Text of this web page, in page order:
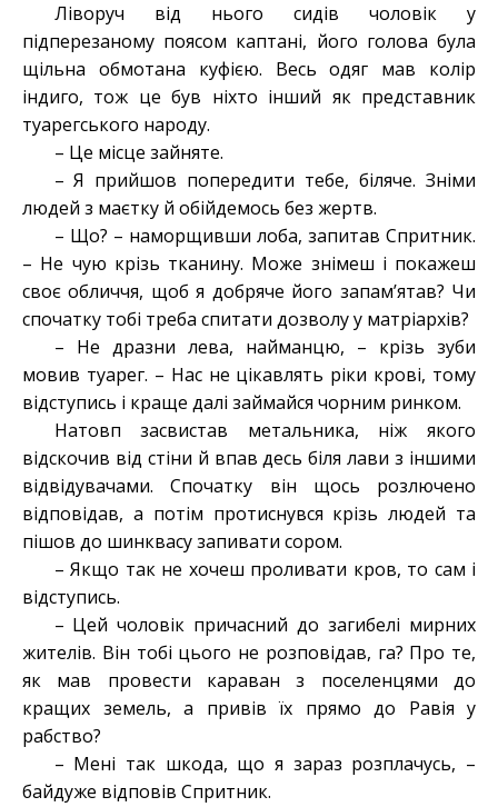
Ліворуч від нього сидів чоловік у
підперезаному поясом каптані, його голова була
щільна обмотана куфією. Весь одяг мав колір
індиго, тож це був ніхто інший як представник
туарегського народу.
– Це місце зайняте.
– Я прийшов попередити тебе, біляче. Зніми
людей з маєтку й обійдемось без жертв.
– Що? – наморщивши лоба, запитав Спритник.
– Не чую крізь тканину. Може знімеш і покажеш
своє обличчя, щоб я добряче його запам’ятав? Чи
спочатку тобі треба спитати дозволу у матріархів?
– Не дразни лева, найманцю, – крізь зуби
мовив туарег. – Нас не цікавлять ріки крові, тому
відступись і краще далі займайся чорним ринком.
Натовп засвистав метальника, ніж якого
відскочив від стіни й впав десь біля лави з іншими
відвідувачами. Спочатку він щось розлючено
відповідав, а потім протиснувся крізь людей та
пішов до шинквасу запивати сором.
– Якщо так не хочеш проливати кров, то сам і
відступись.
– Цей чоловік причасний до загибелі мирних
жителів. Він тобі цього не розповідав, га? Про те,
як мав провести караван з поселенцями до
кращих земель, а привів їх прямо до Равія у
рабство?
– Мені так шкода, що я зараз розплачусь, –
байдуже відповів Спритник.